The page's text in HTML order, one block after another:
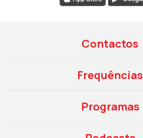
Contactos
Frequências
Programas